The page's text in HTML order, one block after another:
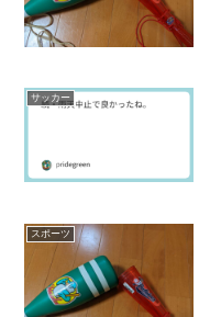
サッカー
スポーツ